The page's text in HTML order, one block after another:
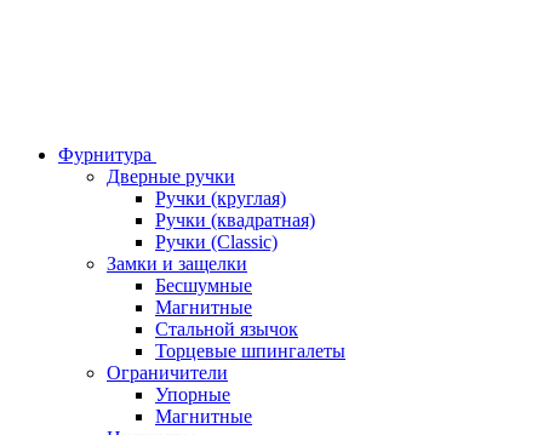
Фурнитура
Дверные ручки
Ручки (круглая)
Ручки (квадратная)
Ручки (Classic)
Замки и защелки
Бесшумные
Магнитные
Стальной язычок
Торцевые шпингалеты
Ограничители
Упорные
Магнитные